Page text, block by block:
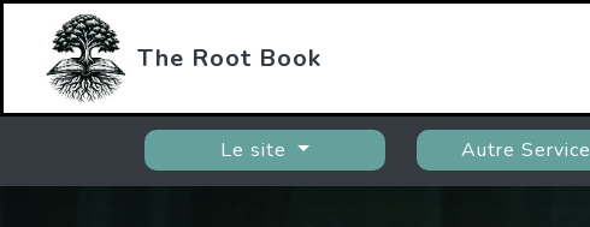
The Root Book
Le site Autre Service